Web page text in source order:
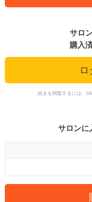
サロ
購入
続きを閲覧するには、
サロンに